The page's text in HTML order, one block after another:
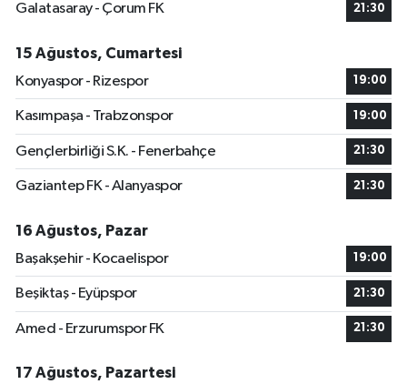
Galatasaray - Çorum FK
21:30
15 Ağustos, Cumartesi
Konyaspor - Rizespor
19:00
Kasımpaşa - Trabzonspor 19:00
Gençlerbirliği S.K. - Fenerbahçe 21:30
Gaziantep FK - Alanyaspor 21:30
16 Ağustos, Pazar
Başakşehir - Kocaelispor
19:00
Beşiktaş - Eyüpspor 21:30
Amed - Erzurumspor FK 21:30
17 Ağustos, Pazartesi